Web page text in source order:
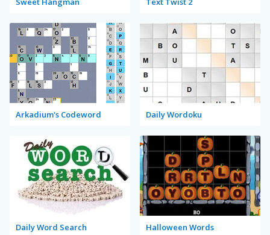
Arkadium's Codeword Daily Wordoku
Daily Word Search Halloween Words